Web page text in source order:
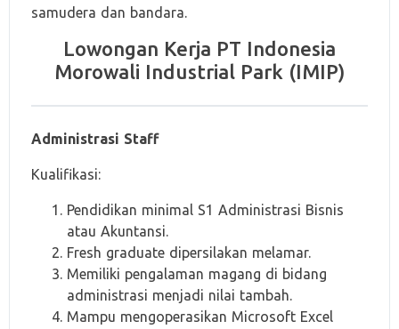
samudera dan bandara.
Lowongan Kerja PT Indonesia
Morowali Industrial Park (IMIP)
Administrasi Staff
Kualifikasi:
Pendidikan minimal S1 Administrasi Bisnis
atau Akuntansi.
Fresh graduate dipersilakan melamar.
Memiliki pengalaman magang di bidang
administrasi menjadi nilai tambah.
Mampu mengoperasikan Microsoft Excel